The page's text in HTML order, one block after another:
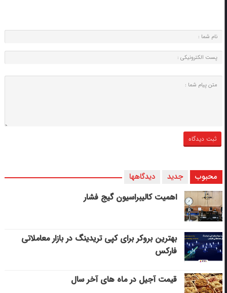
محبوب جدید دیدگاهها
اهمیت کالیبراسیون گیج فشار
بهترین بروکر برای کپی‌ تریدینگ در بازار معاملاتی
فارکس
قیمت آجیل در ماه های آخر سال